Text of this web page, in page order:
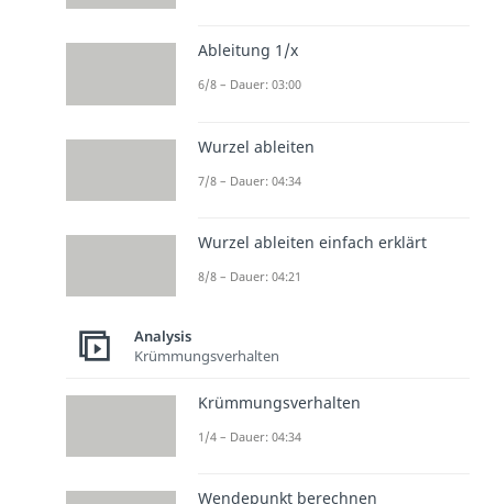
Ableitung 1/x
6/8 – Dauer: 03:00
Wurzel ableiten
7/8 – Dauer: 04:34
Wurzel ableiten einfach erklärt
8/8 – Dauer: 04:21
Analysis
Krümmungsverhalten
Krümmungsverhalten
1/4 – Dauer: 04:34
Wendepunkt berechnen